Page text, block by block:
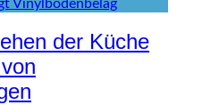
der Küche